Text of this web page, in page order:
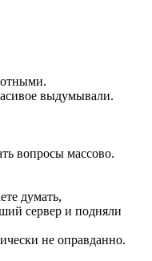
выдумывали.
вопросы массово.
думать,
сервер и подняли
не оправданно.